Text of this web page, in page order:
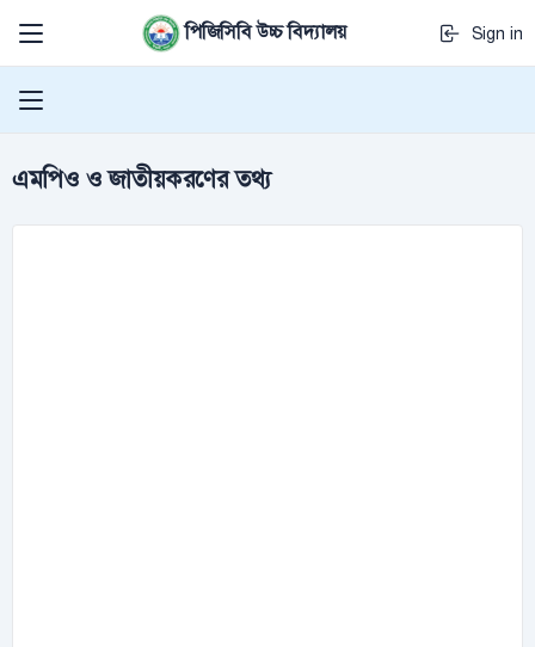
পিজিসিবি উচ্চ বিদ্যালয় Sign in
এমপিও ও জাতীয়করণের তথ্য